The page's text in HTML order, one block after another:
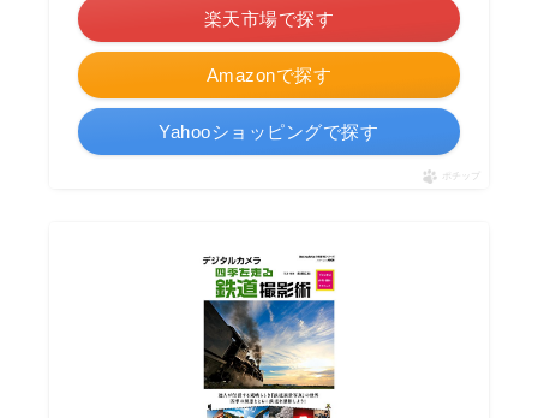
Amazonで探す
楽天市場で探す
Yahooショッピングで探す
ポチップ